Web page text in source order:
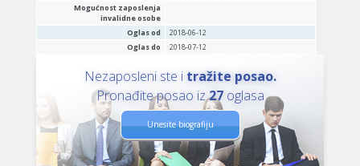
Mogućnost zaposlenja
invalidne osobe
Oglas od
2018-06-12
Oglas do
2018-07-12
Nezaposleni ste i tražite posao.
Pronađite posao iz27oglasa
Unesite biografiju